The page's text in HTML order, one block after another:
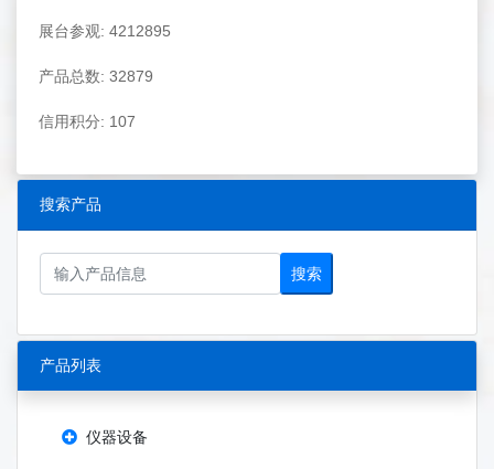
展台参观: 4212895
产品总数: 32879
信用积分: 107
搜索产品
搜索
产品列表
仪器设备